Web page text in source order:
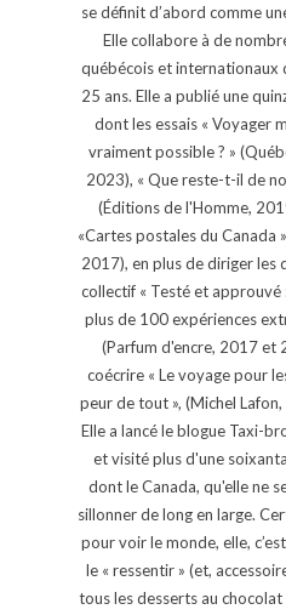
se définit d’abord comme
Elle collabore à de
québécois et internationaux
25 ans. Elle a publié une
dont les essais « Voyager
vraiment possible ? »
2023), « Que reste-t-il de
(Éditions de l'Homme,
«Cartes postales du Canada
2017), en plus de diriger les
collectif « Testé et approuvé
plus de 100 expériences
(Parfum d'encre, 2017 et
coécrire « Le voyage pour
peur de tout », (Michel
Elle a lancé le blogue Taxi-
et visité plus d'une
dont le Canada, qu'elle ne
sillonner de long en large.
pour voir le monde, elle,
le « ressentir » (et,
tous les desserts au